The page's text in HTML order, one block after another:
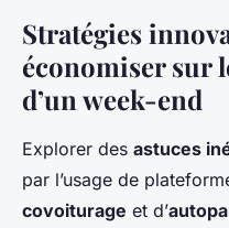
Stratégies
économiser sur
d’un week-end
Explorer des astuces
par l’usage de
covoiturage et d’